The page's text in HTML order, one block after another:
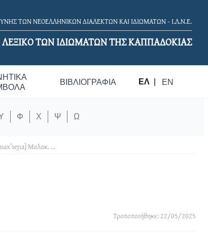
ΤΩΝ ΝΕΟΕΛΛΗΝΙΚΩΝ ΔΙΑΛΕΚΤΩΝ ΚΑΙ ΙΔΙΩΜΑΤΩΝ - Ι.Λ.Ν.Ε.
ΛΕΞΙΚΟ TΩΝ ΙΔΙΩΜΑΤΩΝ ΤΗΣ ΚΑΠΠΑΔΟΚΙΑΣ
ΒΙΒΛΙΟΓΡΑΦΊΑ ΕΛ EN
Φ Χ Ψ Ω
Μαλακ. ...
Τροποποιήθηκε: 22/05/2025